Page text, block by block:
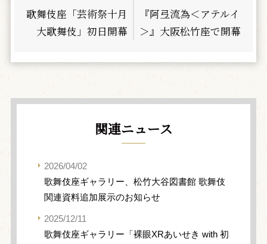
歌舞伎座「芸術祭十月
大歌舞伎」初日開幕
『阿弖流為＜アテルイ
＞』大阪松竹座で開幕
関連ニュース
2026/04/02
歌舞伎座ギャラリー、松竹大谷図書館 歌舞伎
関連資料追加展示のお知らせ
2025/12/11
歌舞伎座ギャラリー「裸眼XRあいせき with 初